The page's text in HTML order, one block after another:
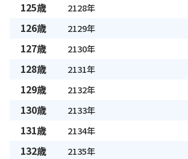
125歳 2128年
126歳 2129年
127歳 2130年
128歳 2131年
129歳 2132年
130歳 2133年
131歳 2134年
132歳 2135年